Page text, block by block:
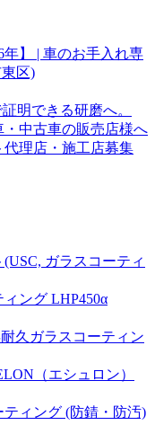
】 | 車のお手入れ専
区)
明できる研磨へ。
・中古車の販売店様へ
理店・施工店募集
ガラスコーティ
ング LHP450α
久ガラスコーティン
（エシュロン）
ィング (防錆・防汚)